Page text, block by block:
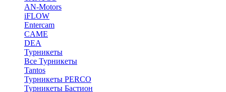
AN-Motors
iFLOW
Entercam
CAME
DEA
Турникеты
Все Турникеты
Tantos
Турникеты PERCO
Турникеты Бастион